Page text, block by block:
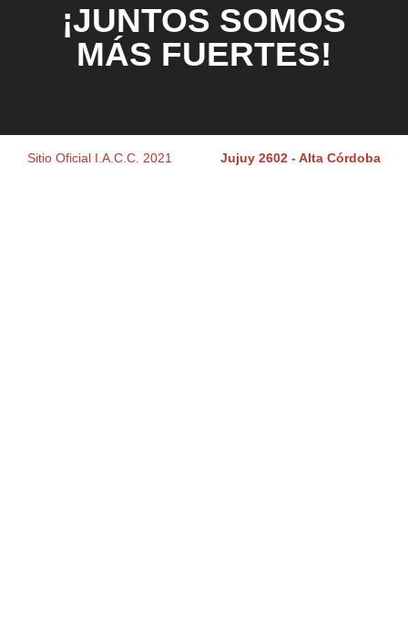
¡JUNTOS SOMOS
MÁS FUERTES!
Sitio Oficial I.A.C.C. 2021 Jujuy 2602 - Alta Córdoba